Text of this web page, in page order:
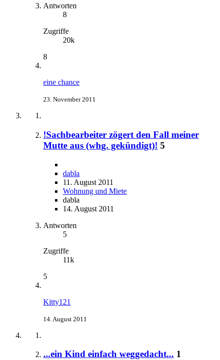
Antworten
8
Zugriffe
20k
8
eine chance
23. November 2011
!Sachbearbeiter zögert den Fall meiner
Mutte aus (whg. gekündigt)! 5
dabla
11. August 2011
Wohnung und Miete
dabla
14. August 2011
Antworten
5
Zugriffe
11k
5
Kitty121
14. August 2011
...ein Kind einfach weggedacht... 1